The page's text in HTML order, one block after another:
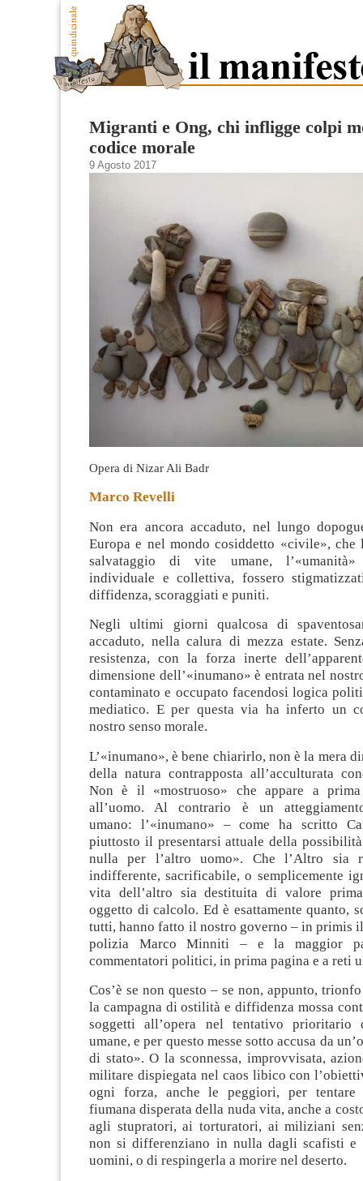
Migranti e Ong, chi infligge colpi
codice morale
9 Agosto 2017
Opera di Nizar Ali Badr
Marco Revelli
Non era ancora accaduto, nel lungo
Europa e nel mondo cosiddetto «civile»,
salvataggio di vite umane,
individuale e collettiva, fossero
diffidenza, scoraggiati e puniti.
Negli ultimi giorni qualcosa di
accaduto, nella calura di mezza estate.
resistenza, con la forza inerte
dimensione dell’«inumano» è entrata nel
contaminato e occupato facendosi logica
mediatico. E per questa via ha inferto un
nostro senso morale.
L’«inumano», è bene chiarirlo, non è la mera
della natura contrapposta all’acculturata
Non è il «mostruoso» che appare a prima
all’uomo. Al contrario è un
umano: l’«inumano» – come ha scritto
piuttosto il presentarsi attuale della
nulla per l’altro uomo». Che l’Altro sia
indifferente, sacrificabile, o semplicemente
vita dell’altro sia destituita di valore
oggetto di calcolo. Ed è esattamente quanto,
tutti, hanno fatto il nostro governo – in primis
polizia Marco Minniti – e la maggior
commentatori politici, in prima pagina e a reti
Cos’è se non questo – se non, appunto,
la campagna di ostilità e diffidenza mossa
soggetti all’opera nel tentativo prioritario
umane, e per questo messe sotto accusa da
di stato». O la sconnessa, improvvisata,
militare dispiegata nel caos libico con
ogni forza, anche le peggiori, per tentare
fiumana disperata della nuda vita, anche a
agli stupratori, ai torturatori, ai miliziani
non si differenziano in nulla dagli scafisti e
uomini, o di respingerla a morire nel deserto.